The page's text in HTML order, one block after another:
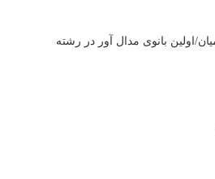
اولین بانوی مدال آور در رشته